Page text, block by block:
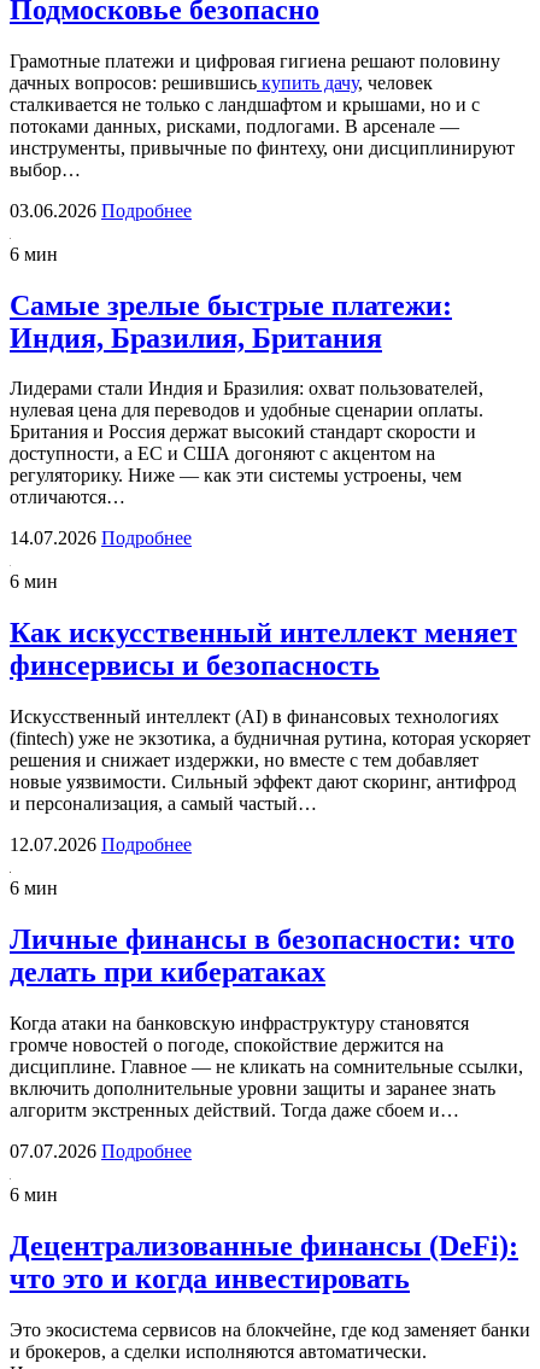
Подмосковье безопасно
Грамотные платежи и цифровая гигиена решают половину
дачных вопросов: решившись купить дачу, человек
сталкивается не только с ландшафтом и крышами, но и с
потоками данных, рисками, подлогами. В арсенале —
инструменты, привычные по финтеху, они дисциплинируют
выбор…
03.06.2026 Подробнее
6 мин
Самые зрелые быстрые платежи:
Индия, Бразилия, Британия
Лидерами стали Индия и Бразилия: охват пользователей,
нулевая цена для переводов и удобные сценарии оплаты.
Британия и Россия держат высокий стандарт скорости и
доступности, а ЕС и США догоняют с акцентом на
регуляторику. Ниже — как эти системы устроены, чем
отличаются…
14.07.2026 Подробнее
6 мин
Как искусственный интеллект меняет
финсервисы и безопасность
Искусственный интеллект (AI) в финансовых технологиях
(fintech) уже не экзотика, а будничная рутина, которая ускоряет
решения и снижает издержки, но вместе с тем добавляет
новые уязвимости. Сильный эффект дают скоринг, антифрод
и персонализация, а самый частый…
12.07.2026 Подробнее
6 мин
Личные финансы в безопасности: что
делать при кибератаках
Когда атаки на банковскую инфраструктуру становятся
громче новостей о погоде, спокойствие держится на
дисциплине. Главное — не кликать на сомнительные ссылки,
включить дополнительные уровни защиты и заранее знать
алгоритм экстренных действий. Тогда даже сбоем и…
07.07.2026 Подробнее
6 мин
Децентрализованные финансы (DeFi):
что это и когда инвестировать
Это экосистема сервисов на блокчейне, где код заменяет банки
и брокеров, а сделки исполняются автоматически.